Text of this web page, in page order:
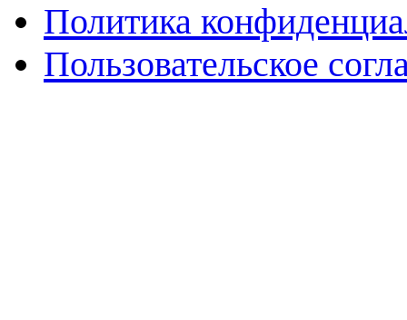
Политика
Пользовательское